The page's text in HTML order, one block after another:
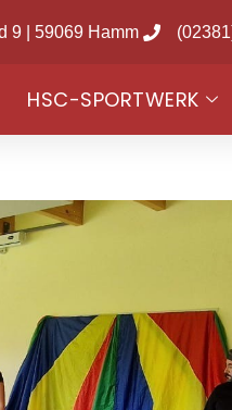
9 | 59069 Hamm
HSC-SPORTWERK